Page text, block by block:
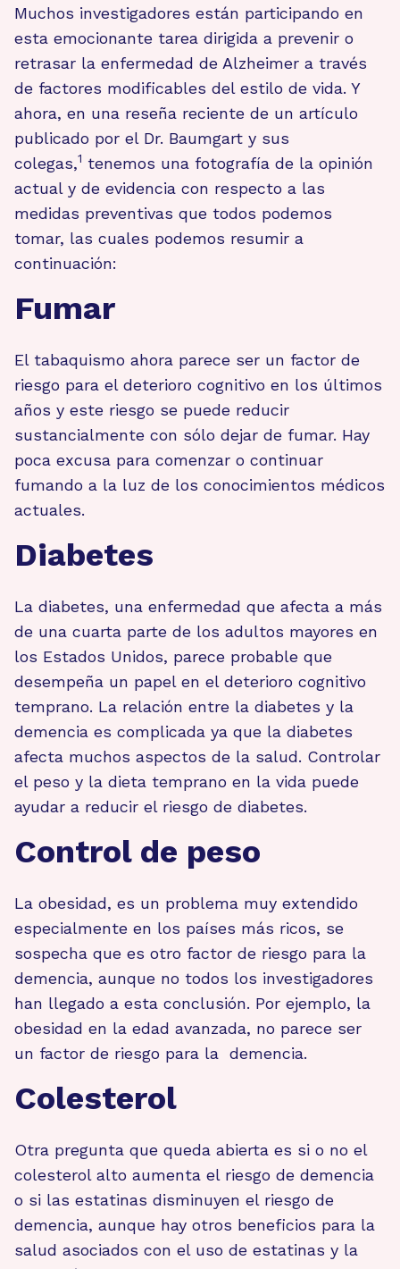
Muchos investigadores están participando en
esta emocionante tarea dirigida a prevenir o
retrasar la enfermedad de Alzheimer a través
de factores modificables del estilo de vida. Y
ahora, en una reseña reciente de un artículo
publicado por el Dr. Baumgart y sus
colegas,1 tenemos una fotografía de la opinión
actual y de evidencia con respecto a las
medidas preventivas que todos podemos
tomar, las cuales podemos resumir a
continuación:
Fumar
El tabaquismo ahora parece ser un factor de
riesgo para el deterioro cognitivo en los últimos
años y este riesgo se puede reducir
sustancialmente con sólo dejar de fumar. Hay
poca excusa para comenzar o continuar
fumando a la luz de los conocimientos médicos
actuales.
Diabetes
La diabetes, una enfermedad que afecta a más
de una cuarta parte de los adultos mayores en
los Estados Unidos, parece probable que
desempeña un papel en el deterioro cognitivo
temprano. La relación entre la diabetes y la
demencia es complicada ya que la diabetes
afecta muchos aspectos de la salud. Controlar
el peso y la dieta temprano en la vida puede
ayudar a reducir el riesgo de diabetes.
Control de peso
La obesidad, es un problema muy extendido
especialmente en los países más ricos, se
sospecha que es otro factor de riesgo para la
demencia, aunque no todos los investigadores
han llegado a esta conclusión. Por ejemplo, la
obesidad en la edad avanzada, no parece ser
un factor de riesgo para la demencia.
Colesterol
Otra pregunta que queda abierta es si o no el
colesterol alto aumenta el riesgo de demencia
o si las estatinas disminuyen el riesgo de
demencia, aunque hay otros beneficios para la
salud asociados con el uso de estatinas y la